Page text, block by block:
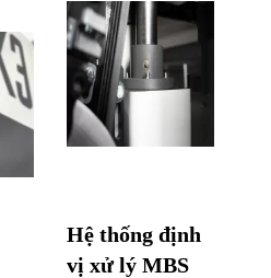
Hệ thống định
vị xử lý MBS